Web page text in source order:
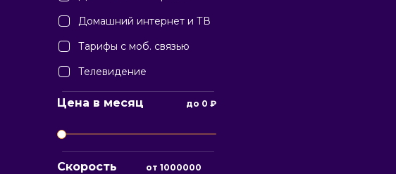
Домашний интернет и ТВ
Тарифы с моб. связью
Телевидение
Цена в месяц до 0 ₽
Скорость
от1000000